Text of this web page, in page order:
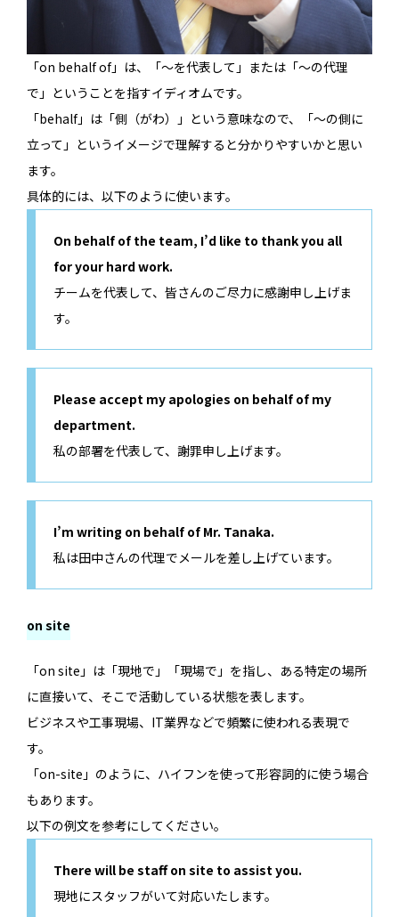
「on behalf of」は、「～を代表して」または「～の代理
で」ということを指すイディオムです。
「behalf」は「側（がわ）」という意味なので、「～の側に
立って」というイメージで理解すると分かりやすいかと思い
ます。
具体的には、以下のように使います。
On behalf of the team, I’d like to thank you all
for your hard work.
チームを代表して、皆さんのご尽力に感謝申し上げま
す。
Please accept my apologies on behalf of my
department.
私の部署を代表して、謝罪申し上げます。
I’m writing on behalf of Mr. Tanaka.
私は田中さんの代理でメールを差し上げています。
on site
「on site」は「現地で」「現場で」を指し、ある特定の場所
に直接いて、そこで活動している状態を表します。
ビジネスや工事現場、IT業界などで頻繁に使われる表現で
す。
「on-site」のように、ハイフンを使って形容詞的に使う場合
もあります。
以下の例文を参考にしてください。
There will be staff on site to assist you.
現地にスタッフがいて対応いたします。